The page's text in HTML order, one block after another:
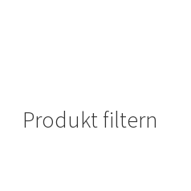
Produkt filtern